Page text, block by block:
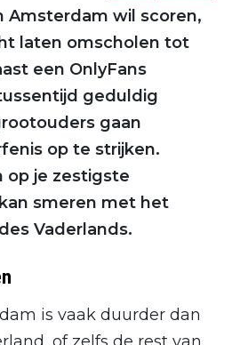
Amsterdam wil scoren,
laten omscholen tot
een OnlyFans
geduldig
gaan
op te strijken.
op je zestigste
smeren met het
Vaderlands.
is vaak duurder dan